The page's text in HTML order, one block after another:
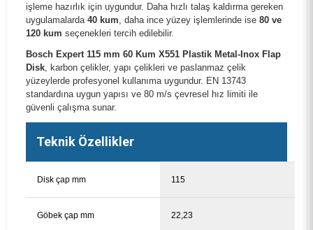
işleme hazırlık için uygundur. Daha hızlı talaş kaldırma gereken
uygulamalarda 40 kum, daha ince yüzey işlemlerinde ise 80 ve
120 kum seçenekleri tercih edilebilir.
Bosch Expert 115 mm 60 Kum X551 Plastik Metal-Inox Flap
Disk , karbon çelikler, yapı çelikleri ve paslanmaz çelik
yüzeylerde profesyonel kullanıma uygundur. EN 13743
standardına uygun yapısı ve 80 m/s çevresel hız limiti ile
güvenli çalışma sunar.
Teknik Özellikler
Disk çap mm 115
Göbek çap mm 22,23